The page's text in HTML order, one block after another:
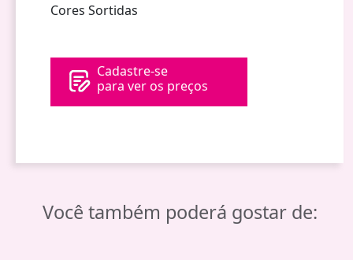
Cores Sortidas
Cadastre-se
para ver os preços
Você também poderá gostar de: